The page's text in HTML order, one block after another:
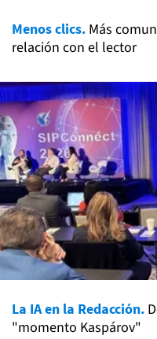
Menos clics. Más
relación con el lector
La IA en la Redacción.
"momento Kaspárov"